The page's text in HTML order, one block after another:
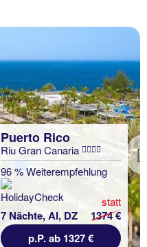
Puerto Rico
Riu Gran Canaria
96 % Weiterempfehlung
7 Nächte, AI, DZ
statt
1374 €
p.P. ab 1327 €